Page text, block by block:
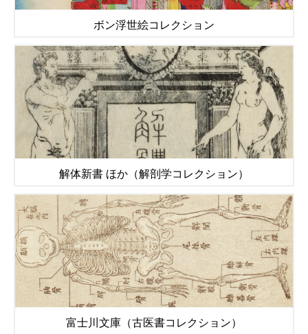
ボン浮世絵コレクション
解体新書 ほか（解剖学コレクション）
富士川文庫（古医書コレクション）